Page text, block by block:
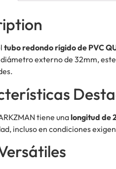
tubo redondo rígido de PVC
externo de 32mm,
tiene unalongitud de
incluso en condiciones